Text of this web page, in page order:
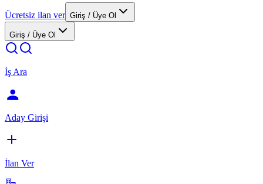
Ücretsiz ilan ver Giriş / Üye Ol
Giriş / Üye Ol
İş Ara
Aday Girişi
İlan Ver